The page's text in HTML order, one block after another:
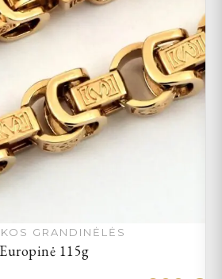
GRANDINĖLĖS
Europinė 115g